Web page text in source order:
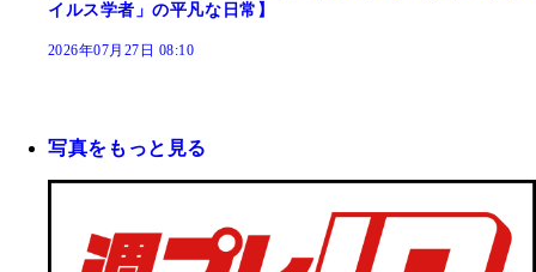
イルス学者」の平凡な日常】
2026年07月27日 08:10
写真をもっと見る